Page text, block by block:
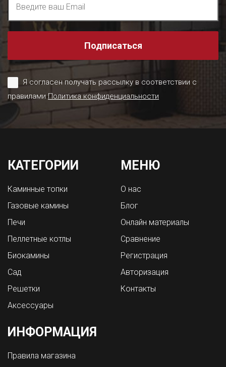
Подписаться
Я согласен получать рассылку в соответствии с
правиламиПолитика конфиденциальности
КАТЕГОРИИ
Каминные топки
Газовые камины
Печи
Пеллетные котлы
Биокамины
Сад
Решетки
Аксессуары
МЕНЮ
О нас
Блог
Онлайн материалы
Сравнение
Регистрация
Авторизация
Контакты
ИНФОРМАЦИЯ
Правила магазина